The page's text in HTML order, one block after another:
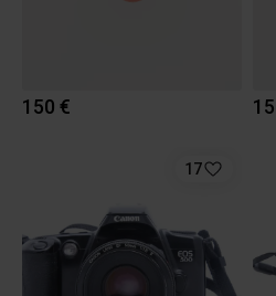
150 €
17